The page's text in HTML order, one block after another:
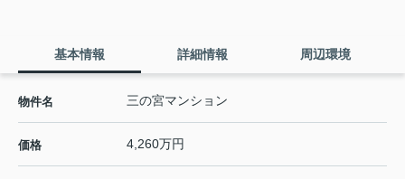
基本情報 詳細情報 周辺環境
物件名 三の宮マンション
価格 4,260万円